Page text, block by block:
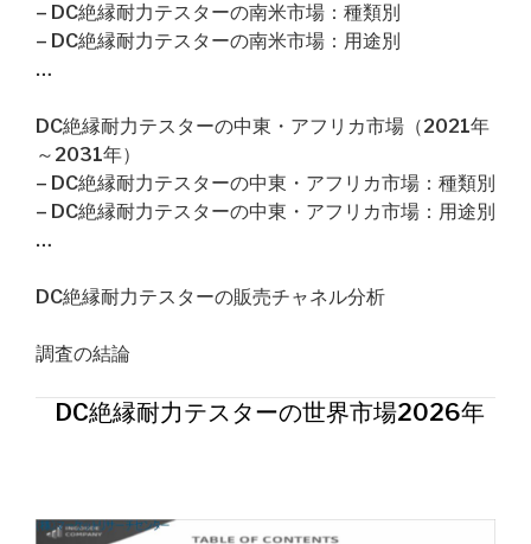
– DC絶縁耐力テスターの南米市場：種類別
– DC絶縁耐力テスターの南米市場：用途別
…
DC絶縁耐力テスターの中東・アフリカ市場（2021年
～2031年）
– DC絶縁耐力テスターの中東・アフリカ市場：種類別
– DC絶縁耐力テスターの中東・アフリカ市場：用途別
…
DC絶縁耐力テスターの販売チャネル分析
調査の結論
DC絶縁耐力テスターの世界市場2026年